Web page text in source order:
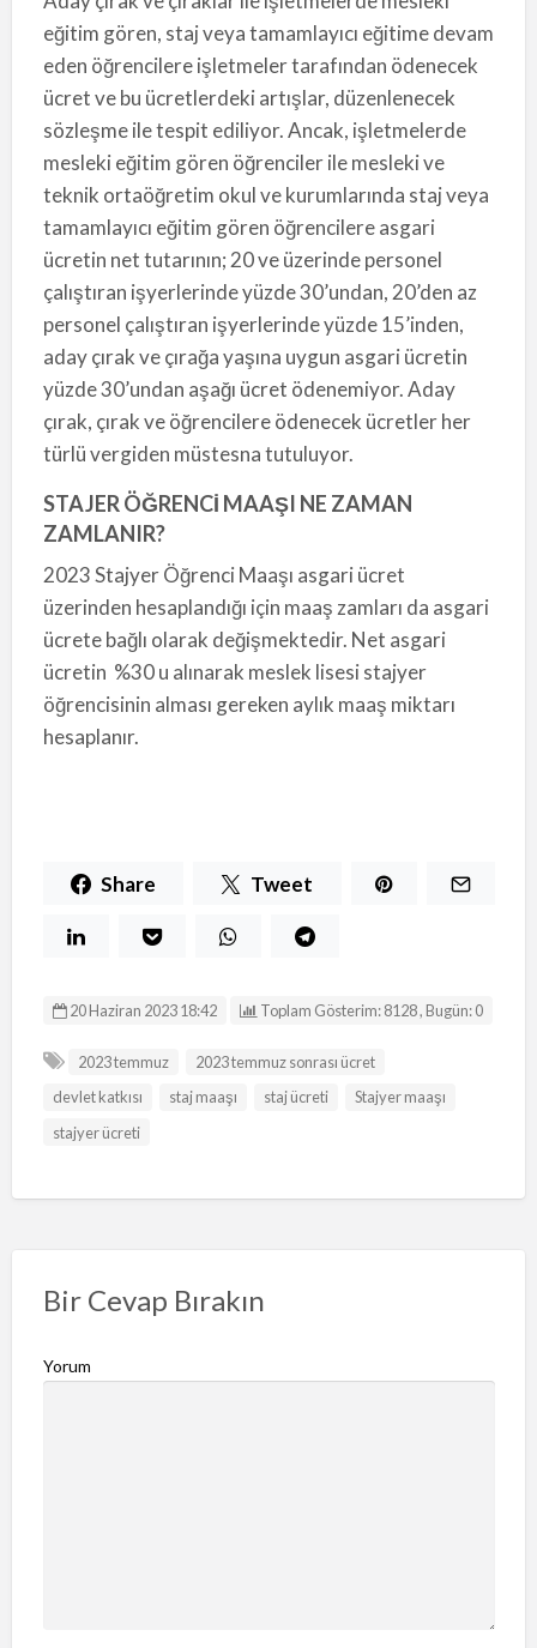
eğitim gören, staj veya tamamlayıcı eğitime devam
eden öğrencilere işletmeler tarafından ödenecek
ücret ve bu ücretlerdeki artışlar, düzenlenecek
sözleşme ile tespit ediliyor. Ancak, işletmelerde
mesleki eğitim gören öğrenciler ile mesleki ve
teknik ortaöğretim okul ve kurumlarında staj veya
tamamlayıcı eğitim gören öğrencilere asgari
ücretin net tutarının; 20 ve üzerinde personel
çalıştıran işyerlerinde yüzde 30’undan, 20’den az
personel çalıştıran işyerlerinde yüzde 15’inden,
aday çırak ve çırağa yaşına uygun asgari ücretin
yüzde 30’undan aşağı ücret ödenemiyor. Aday
çırak, çırak ve öğrencilere ödenecek ücretler her
türlü vergiden müstesna tutuluyor.
STAJER ÖĞRENCİ MAAŞI NE ZAMAN
ZAMLANIR?
2023 Stajyer Öğrenci Maaşı asgari ücret
üzerinden hesaplandığı için maaş zamları da asgari
ücrete bağlı olarak değişmektedir. Net asgari
ücretin %30 u alınarak meslek lisesi stajyer
öğrencisinin alması gereken aylık maaş miktarı
hesaplanır.
Share Tweet
20 Haziran 2023 18:42 Toplam Gösterim: 8128 , Bugün: 0
2023 temmuz
2023 temmuz sonrası ücret
devlet katkısı
staj maaşı staj ücreti
Stajyer maaşı
stajyer ücreti
Bir Cevap Bırakın
Yorum